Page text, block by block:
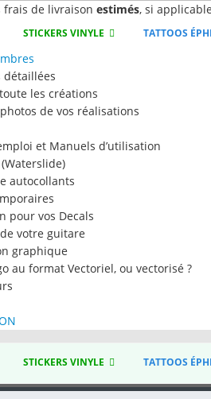
frais de livraison estimés, si
STICKERS VINYLE TATTOOS
détaillées
les créations
de vos réalisations
et Manuels d’utilisation
autocollants
pour vos Decals
votre guitare
graphique
au format Vectoriel, ou vectorisé ?
STICKERS VINYLE TATTOOS